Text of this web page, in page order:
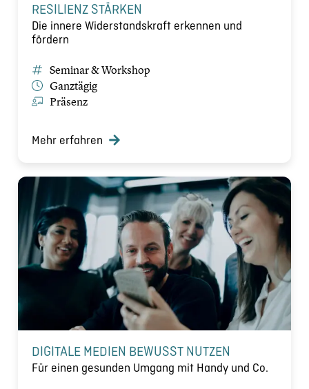
RESILIENZ STÄRKEN
Die innere Widerstandskraft erkennen und
fördern
Seminar & Workshop
Ganztägig
Präsenz
Mehr erfahren
DIGITALE MEDIEN BEWUSST NUTZEN
Für einen gesunden Umgang mit Handy und Co.